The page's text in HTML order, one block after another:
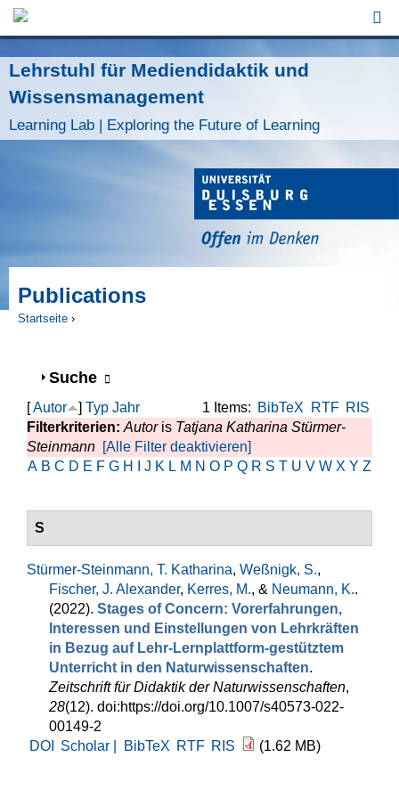
Lehrstuhl für Mediendidaktik und
Wissensmanagement
Learning Lab | Exploring the Future of Learning
Publications
Startseite ›
Anzeigen
Suche
1 Items: BibTeX RTF RIS
[Autor ] Typ Jahr
Filterkriterien: Autoris Tatjana Katharina Stürmer-
Steinmann [Alle Filter deaktivieren]
A B C D E F G H J K L M N O P Q R S T U V W X Y Z
S
Stürmer-Steinmann, T. Katharina, Weßnigk, S.,
Fischer, J. Alexander, Kerres, M., & Neumann, K..
(2022). Stages of Concern: Vorerfahrungen,
Interessen und Einstellungen von Lehrkräften
in Bezug auf Lehr-Lernplattform-gestütztem
Unterricht in den Naturwissenschaften.
Zeitschrift für Didaktik der Naturwissenschaften,
28(12). doi:https://doi.org/10.1007/s40573-022-
00149-2
DOI
Scholar | BibTeX RTF RIS (1.62 MB)